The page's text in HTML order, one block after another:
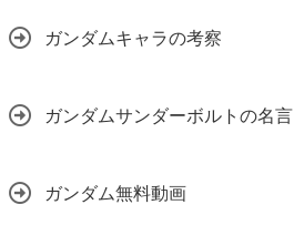
ガンダムキャラの考察
ガンダムサンダーボルトの名言
ガンダム無料動画